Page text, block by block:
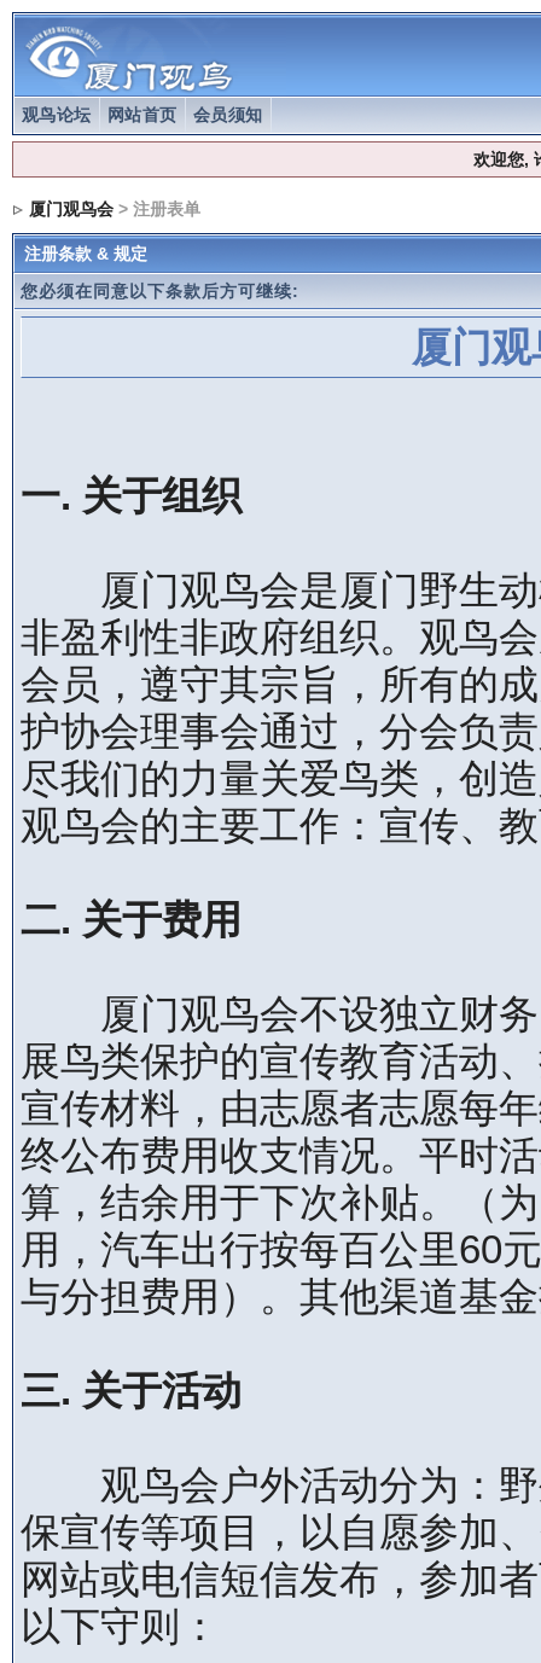
观鸟论坛 网站首页 会员须知
欢迎您,
厦门观鸟会> 注册表单
注册条款 & 规定
您必须在同意以下条款后方可继续:
厦门
一. 关于组织
厦门观鸟会是厦门野生动
非盈利性非政府组织。观鸟
会员，遵守其宗旨，所有的
护协会理事会通过，分会负
尽我们的力量关爱鸟类，创
观鸟会的主要工作：宣传、
二. 关于费用
厦门观鸟会不设独立财务
展鸟类保护的宣传教育活动
宣传材料，由志愿者志愿每
终公布费用收支情况。平时
算，结余用于下次补贴。（
用，汽车出行按每百公里60
与分担费用）。其他渠道基
三. 关于活动
观鸟会户外活动分为：野
保宣传等项目，以自愿参加
网站或电信短信发布，参加
以下守则：